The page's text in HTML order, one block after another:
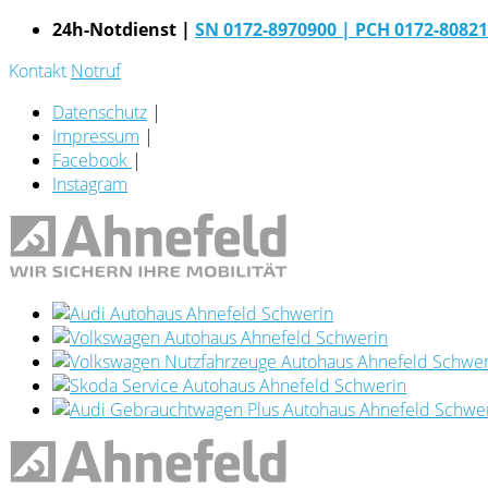
24h-Notdienst | SN 0172-8970900 | PCH 0172-
Kontakt Notruf
Datenschutz |
Impressum |
Facebook |
Instagram